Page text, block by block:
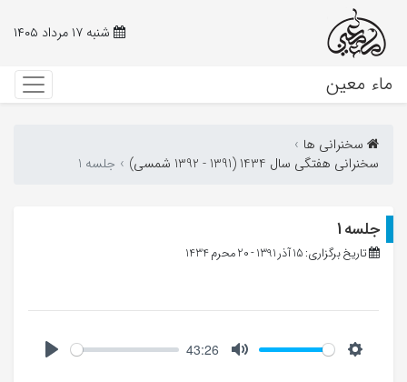
شنبه ۱۷ مرداد ۱۴۰۵
ماء معین
سخنرانی ها
سخنرانی هفتگی سال 1434 (1391 - 1392 شمسی)
جلسه 1
جلسه 1
تاریخ برگزاری: 15 آذر 1391 - 20 محرم 1434
43:26